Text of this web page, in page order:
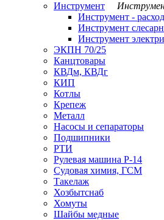
Инструмент
Инструмент -
Инструмент
Инструмент
ЭКПН 70/25
Канцтовары
КВДм, КВДг
КИП
Котлы
Крепеж
Металл
Насосы и сепараторы
Подшипники
РТИ
Рулевая машина Р-14
Судовая химия, ГСМ
Такелаж
Хозбытснаб
Хомуты
Шайбы медные